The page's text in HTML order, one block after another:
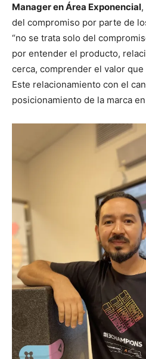
Manager en Área Exponencial
del compromiso por parte de
“no se trata solo del
por entender el producto,
cerca, comprender el valor
Este relacionamiento con el
posicionamiento de la marca